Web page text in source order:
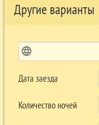
Другие варианты
language
Дата заезда
Количество ночей